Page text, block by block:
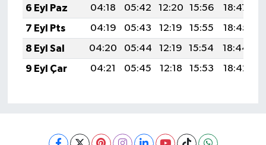
6 Eyl Paz
04:18 05:42 12:20 15:56 18:47
7 Eyl Pts
04:19 05:43 12:19 15:55 18:45
8 Eyl Sal
04:20 05:44 12:19 15:54 18:44
9 Eyl Çar
04:21 05:45 12:18 15:53 18:42